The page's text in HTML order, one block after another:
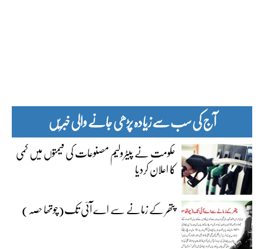
آج کی سب سے زیادہ پڑھی جانے والی خبریں
حکومت نے پیٹرولیم مصنوعات کی قیمتوں میں کمی
کا اعلان کردیا
پتھر کے زمانے سے اے آئی تک(چوتھا حصہ)